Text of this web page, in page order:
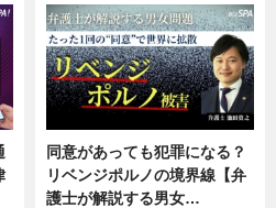
同意があっても犯罪になる？
リベンジポルノの境界線【弁
護士が解説する男女…